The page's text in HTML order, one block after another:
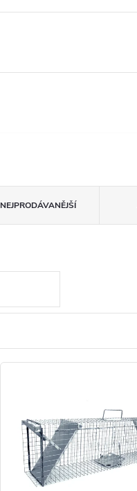
NEJPRODÁVANĚJŠÍ